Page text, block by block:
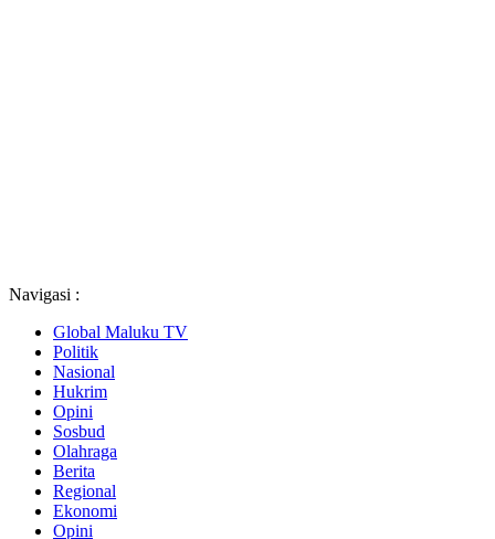
Navigasi :
Global Maluku TV
Politik
Nasional
Hukrim
Opini
Sosbud
Olahraga
Berita
Regional
Ekonomi
Opini